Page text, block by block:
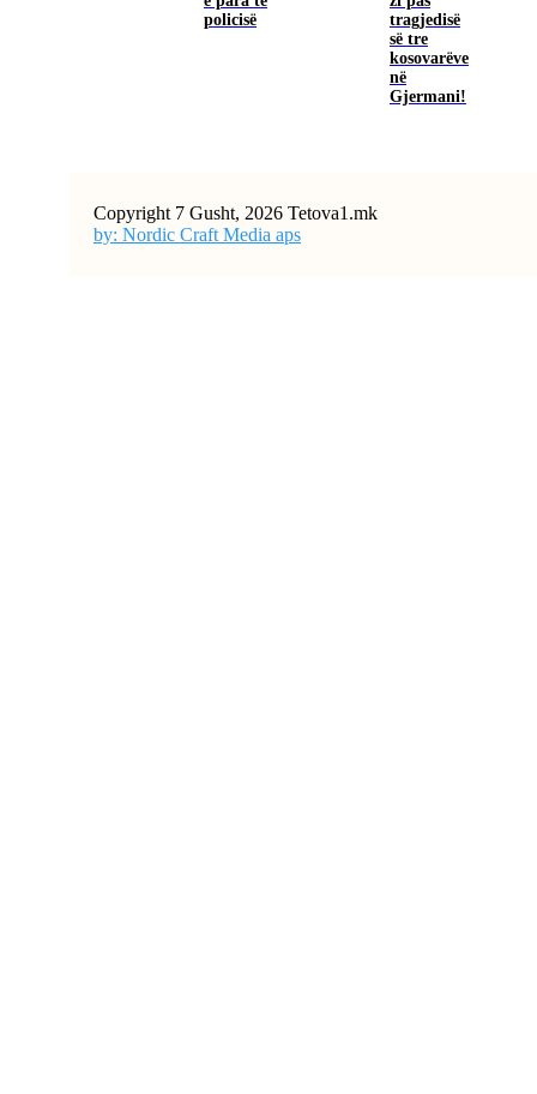
policisë
tragjedisë
së tre
kosovarëve
në
Gjermani!
Copyright 7 Gusht, 2026 Tetova1.mk
by: Nordic Craft Media aps